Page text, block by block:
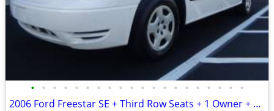
• • • • • • • • • • • • • • • • • • • •
2006 Ford Freestar SE + Third Row Seats + 1 Owner + 68,000 Miles